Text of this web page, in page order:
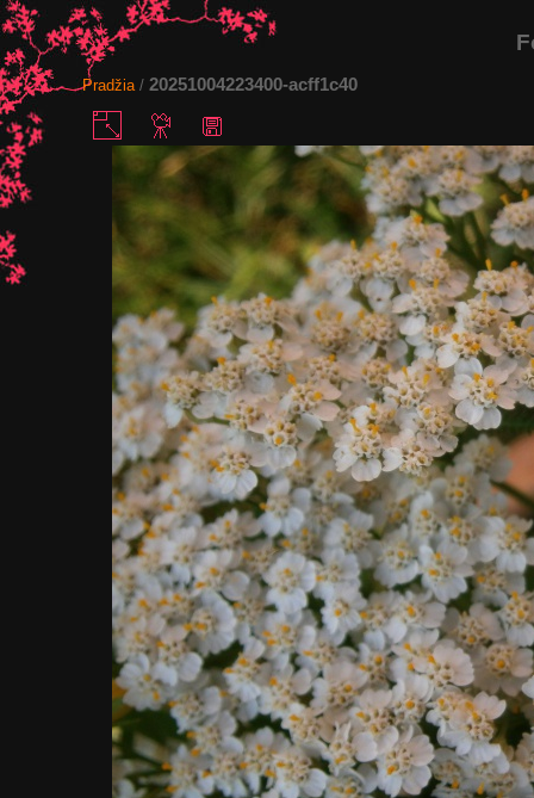
Pradžia/ 20251004223400-acff1c40